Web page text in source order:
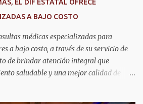
EL DIF ESTATAL OFRECE
A BAJO COSTO
médicas especializadas para
a bajo costo, a través de su servicio de
de brindar atención integral que
saludable y una mejor calidad de